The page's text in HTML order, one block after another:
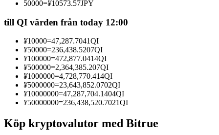
Big data-analys inklusive handelsinformation, etc.
50000=¥10573.57JPY
till QI värden från today 12:00
¥10000=47,287.7041QI
¥50000=236,438.5207QI
¥100000=472,877.0414QI
¥500000=2,364,385.207QI
¥1000000=4,728,770.414QI
¥5000000=23,643,852.0702QI
¥10000000=47,287,704.1404QI
¥50000000=236,438,520.7021QI
Köp kryptovalutor med Bitrue